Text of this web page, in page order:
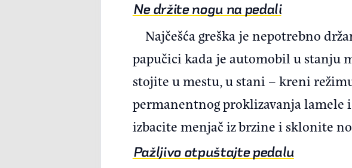
Ne držite nogu na pedali
Najčešća greška je nepotrebno
papučici kada je automobil u stanju
stojite u mestu, u stani – kreni
permanentnog proklizavanja lamele
izbacite menjač iz brzine i sklonite
Pažljivo otpuštajte pedalu